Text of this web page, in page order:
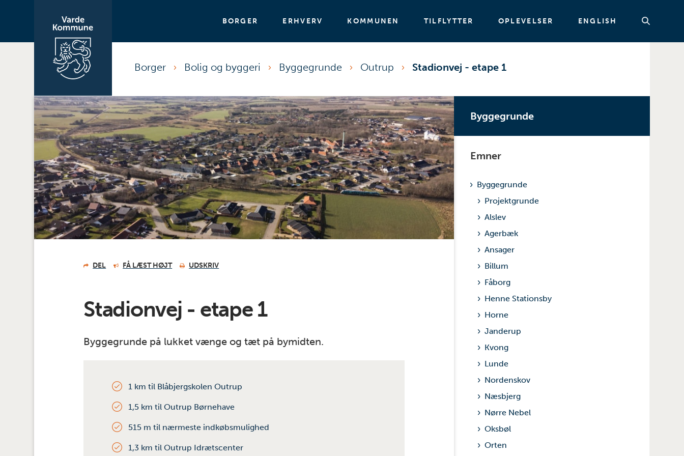
BORGER ERHVERV KOMMUNEN TILFLYTTER OPLEVELSER ENGLISH
Borger Bolig og byggeri Byggegrunde Outrup Stadionvej - etape 1
DEL FÅ LÆST HØJT UDSKRIV
Stadionvej - etape 1
Byggegrunde på lukket vænge og tæt på bymidten.
1 km til Blåbjergskolen Outrup
1,5 km til Outrup Børnehave
515 m til nærmeste indkøbsmulighed
1,3 km til Outrup Idrætscenter
Byggegrunde
Emner
Byggegrunde
Projektgrunde
Alslev
Agerbæk
Ansager
Billum
Fåborg
Henne Stationsby
Horne
Janderup
Kvong
Lunde
Nordenskov
Næsbjerg
Nørre Nebel
Oksbøl
Orten